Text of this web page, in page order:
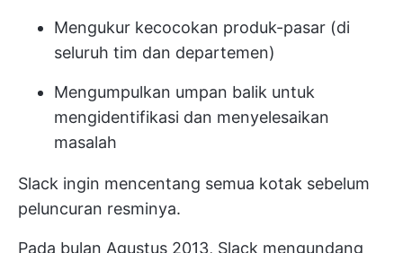
Mengukur kecocokan produk-pasar (di
seluruh tim dan departemen)
Mengumpulkan umpan balik untuk
mengidentifikasi dan menyelesaikan
masalah
Slack ingin mencentang semua kotak sebelum
peluncuran resminya.
Pada bulan Agustus 2013, Slack mengundang